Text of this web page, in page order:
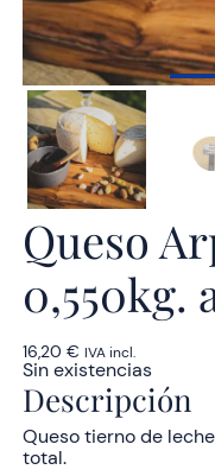
Queso
0,550kg.
16,20€ IVA incl.
Sin existencias
Descripción
Queso tierno de
total.